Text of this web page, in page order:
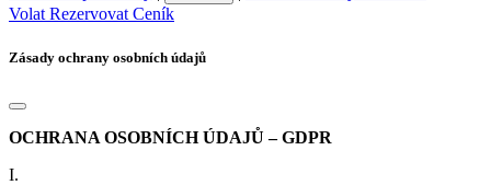
Volat Rezervovat Ceník
Zásady ochrany osobních údajů
OCHRANA OSOBNÍCH ÚDAJŮ – GDPR
I.